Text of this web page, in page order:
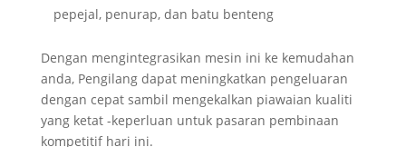
pepejal, penurap, dan batu benteng
Dengan mengintegrasikan mesin ini ke kemudahan
anda, Pengilang dapat meningkatkan pengeluaran
dengan cepat sambil mengekalkan piawaian kualiti
yang ketat -keperluan untuk pasaran pembinaan
kompetitif hari ini.